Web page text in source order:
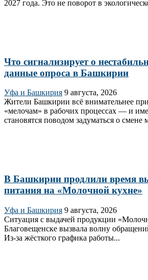
2027 года. Это не поворот в
Что сигнализирует о
данные опроса в Башкирии
Уфа и Башкирия 9 августа, 2026
Жители Башкирии всё внимательнее
«мелочам» в рабочих процессах — и
становятся поводом задуматься о смене
В Башкирии продлили время
питания на «Молочной кухне»
Уфа и Башкирия 9 августа, 2026
Ситуация с выдачей продукции
Благовещенске вызвала волну
Из‑за жёсткого графика работы...